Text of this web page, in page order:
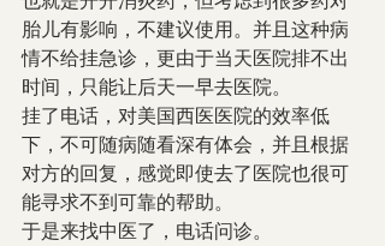
胎儿有影响，不建议使用。并且这种病
情不给挂急诊，更由于当天医院排不出
时间，只能让后天一早去医院。
挂了电话，对美国西医医院的效率低
下，不可随病随看深有体会，并且根据
对方的回复，感觉即使去了医院也很可
能寻求不到可靠的帮助。
于是来找中医了，电话问诊。